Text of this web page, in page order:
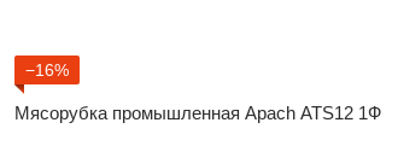
−16%
Мясорубка промышленная Apach ATS12 1Ф